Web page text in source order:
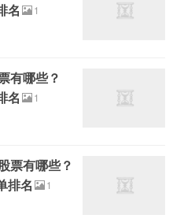
名
1
有哪些？
名
1
票有哪些？
排名
1